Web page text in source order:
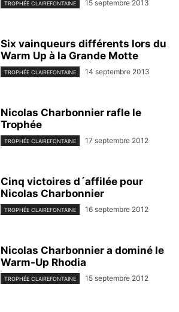
TROPHÉE CLAIREFONTAINE 15 septembre 2013
Six vainqueurs différents lors du
Warm Up à la Grande Motte
TROPHÉE CLAIREFONTAINE 14 septembre 2013
Nicolas Charbonnier rafle le
Trophée
TROPHÉE CLAIREFONTAINE 17 septembre 2012
Cinq victoires d´affilée pour
Nicolas Charbonnier
TROPHÉE CLAIREFONTAINE 16 septembre 2012
Nicolas Charbonnier a dominé le
Warm-Up Rhodia
TROPHÉE CLAIREFONTAINE 15 septembre 2012